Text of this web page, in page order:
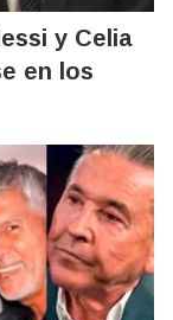
y Celia
en los